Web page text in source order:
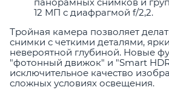
12 МП с диафрагмой f/2,2.
Тройная камера позволяет
снимки с четкими деталями,
невероятной глубиной. Новые
"фотонный движок" и "Smart
исключительное качество
сложных условиях освещения.